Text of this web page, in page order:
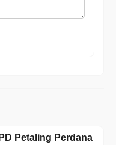
Petaling Perdana